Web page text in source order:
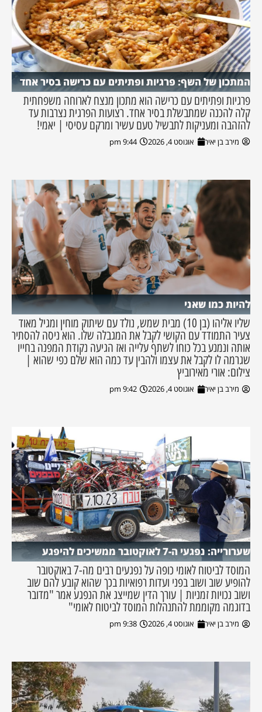
המתכון של השף: פרגיות ופתיתים עם כרישה בסיר אחד
פרגיות ופתיתים עם כרישה הוא מתכון מנצח לארוחה משפחתית
קלה להכנה שמתבשלת בסיר אחד. רצועות הפרגית נצרבות עד
להזהבה ומעניקות לתבשיל טעם עשיר ומרקם עסיסי | יאמי!
מירב בן יאיר אוגוסט 4, 2026 9:44 pm
להיות כמו שאני
שליו אליהו (בן 10) מבית שמש, נולד עם שיתוק מוחין ומגיל מאוד
צעיר התמודד עם הקושי לקבל את המגבלה שלו. הוא ניסה להסתיר
אותה ונמנע בכל כוחו לשתף עלייה ואז הגיעה נקודת המפנה בחייו
שגרמה לו לקבל את עצמו ולהבין עד כמה הוא שלם כפי שהוא |
צילום: אורי מאירוביץ
מירב בן יאיר אוגוסט 4, 2026 9:42 pm
שערורייה: נפגעי ה-7 לאוקטובר ממשיכים להיפגע
המוסד לביטוח לאומי כופה על נפגעים רבים מה-7 באוקטובר
להופיע שוב ושוב בפני ועדות רפואיות בכך שהוא קובע להם שוב
ושוב נכויות זמניות | עורך הדין שמייצג את הנפגע אמר "מדובר
בדוגמה מקוממת להתנהלות המוסד לביטוח לאומי"
מירב בן יאיר אוגוסט 4, 2026 9:38 pm